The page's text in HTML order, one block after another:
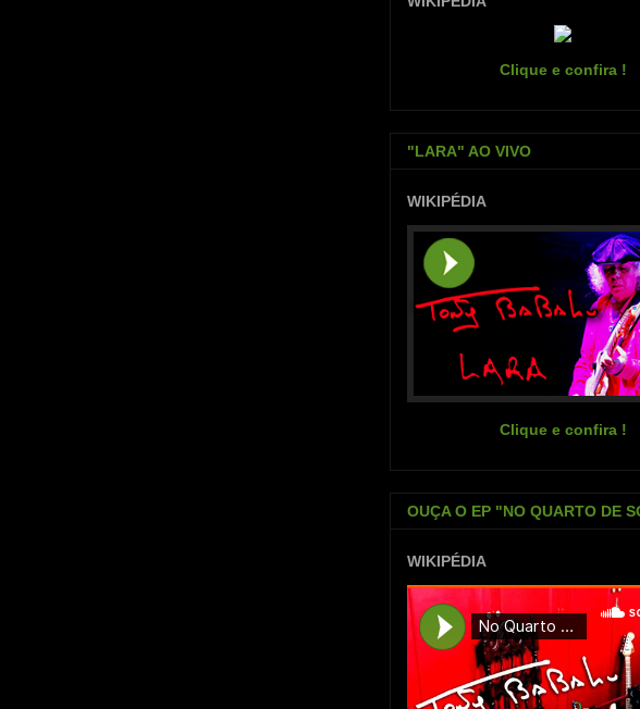
Clique e confira !
"LARA" AO VIVO
WIKIPÉDIA
Clique e confira !
OUÇA O EP "NO QUARTO DE
WIKIPÉDIA